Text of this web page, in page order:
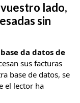
lado,
sin
da datos de
sus facturas
base de datos, se
el lector ha